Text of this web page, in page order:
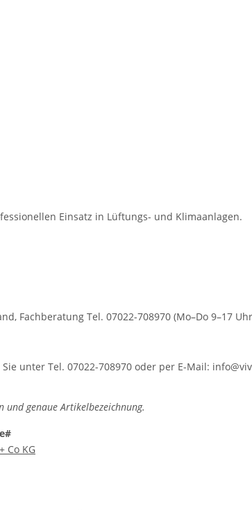
Einsatz in Lüftungs- und Klimaanlagen.
Fachberatung Tel. 07022-708970 (Mo–Do 9–17
unter Tel. 07022-708970 oder per E-Mail:
genaue Artikelbezeichnung.
Co KG